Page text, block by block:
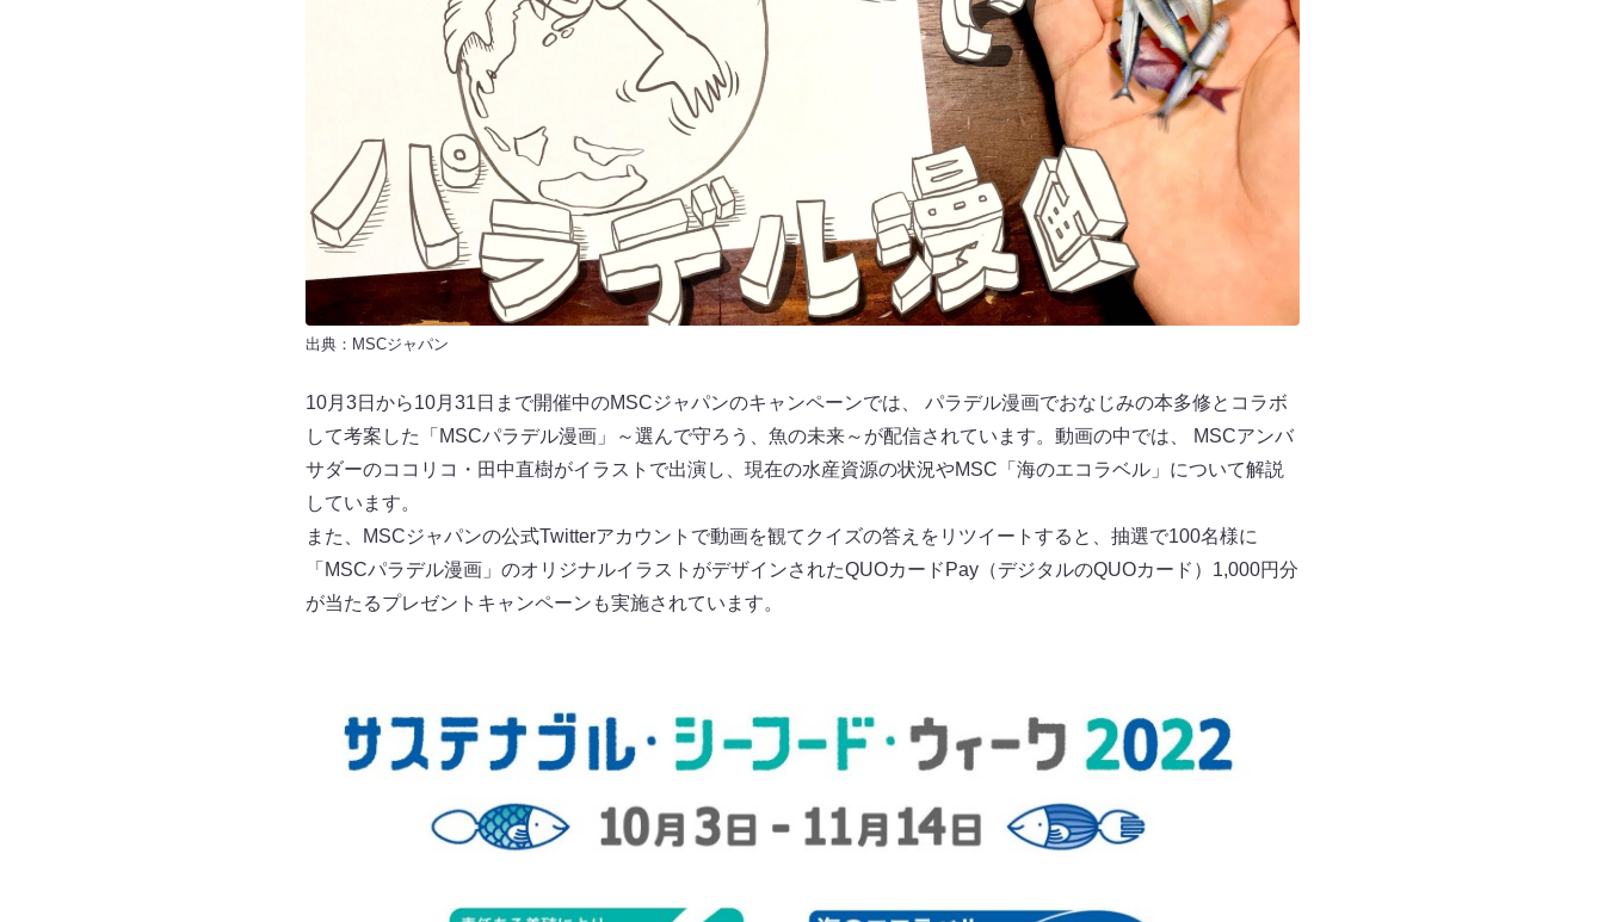
出典： MSCジャパン
10月3日から10月31日まで開催中のMSCジャパンのキャンペーンでは、 パラデル漫画でおなじみの本多修とコラボ
して考案した「MSCパラデル漫画」～選んで守ろう、魚の未来～が配信されています。動画の中では、 MSCアンバ
サダーのココリコ・田中直樹がイラストで出演し、現在の水産資源の状況やMSC「海のエコラベル」について解説
しています。
また、MSCジャパンの公式Twitterアカウントで動画を観てクイズの答えをリツイートすると、抽選で100名様に
「MSCパラデル漫画」のオリジナルイラストがデザインされたQUOカードPay（デジタルのQUOカード）1,000円分
が当たるプレゼントキャンペーンも実施されています。